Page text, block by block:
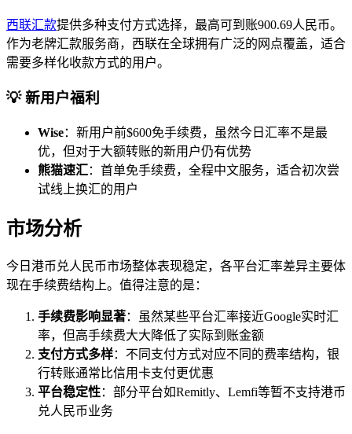
西联汇款提供多种支付方式选择，最高可到账900.69人民币。
作为老牌汇款服务商，西联在全球拥有广泛的网点覆盖，适合
需要多样化收款方式的用户。
💡 新用户福利
Wise：新用户前$600免手续费，虽然今日汇率不是最
优，但对于大额转账的新用户仍有优势
熊猫速汇：首单免手续费，全程中文服务，适合初次尝
试线上换汇的用户
市场分析
今日港币兑人民币市场整体表现稳定，各平台汇率差异主要体
现在手续费结构上。值得注意的是：
手续费影响显著：虽然某些平台汇率接近Google实时汇
率，但高手续费大大降低了实际到账金额
支付方式多样：不同支付方式对应不同的费率结构，银
行转账通常比信用卡支付更优惠
平台稳定性：部分平台如Remitly、Lemfi等暂不支持港币
兑人民币业务